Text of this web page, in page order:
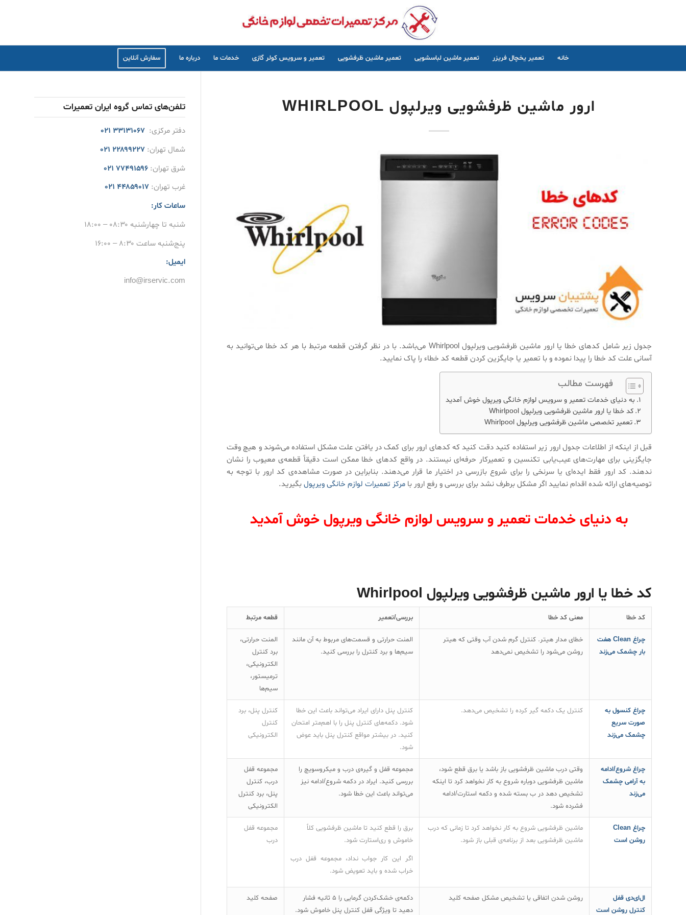
خانه تعمیر یخچال فریزر تعمیر ماشین لباسشویی تعمیر ماشین ظرفشویی تعمیر و سرویس کولر گازی خدمات ما درباره ما سفارش آنلاین
ارور ماشین ظرفشویی ویرلپول WHIRLPOOL
جدول زیر شامل کدهای خطا یا ارور ماشین ظرفشویی ویرلپول Whirlpool می‌باشد. با در نظر گرفتن قطعه مرتبط با هر کد خطا می‌توانید به
آسانی علت کد خطا را پیدا نموده و با تعمیر یا جایگزین کردن قطعه کد خطاء را پاک نمایید.
فهرست مطالب
به دنیای خدمات تعمیر و سرویس لوازم خانگی ویرپول خوش آمدید
کد خطا یا ارور ماشین ظرفشویی ویرلپول Whirlpool
تعمیر تخصصی ماشین ظرفشویی ویرلپول Whirlpool
قبل از اینکه از اطلاعات جدول ارور زیر استفاده کنید دقت کنید که کدهای ارور برای کمک در یافتن علت مشکل استفاده می‌شوند و هیچ وقت
جایگزینی برای مهارت‌های عیب‌یابی تکنسین و تعمیرکار حرفه‌ای نیستند. در‌ واقع کدهای خطا ممکن است دقیقاً قطعه‌ی معیوب را نشان
ندهند. کد ارور فقط ایده‌ای یا سرنخی را برای شروع بازرسی در اختیار ما قرار می‌دهند. بنابراین در صورت مشاهده‌ی کد ارور با توجه به
توصیه‌های ارائه شده اقدام نمایید اگر مشکل برطرف نشد برای بررسی و رفع ارور با مرکز تعمیرات لوازم خانگی ویرپولبگیرید.
به دنیای خدمات تعمیر و سرویس لوازم خانگی ویرپول خوش آمدید
کد خطا یا ارور ماشین ظرفشویی ویرلپول Whirlpool
کد خطا معنی کد خطا بررسی/تعمیر قطعه مرتبط
چراغ Clean هفت
بار چشمک می‌زند
خطای مدار هیتر. کنترل گرم شدن آب وقتی که هیتر
روشن می‌شود را تشخیص نمی‌دهد
المنت حرارتی و قسمت‌های مربوط به آن مانند
سیم‌ها و برد کنترل را بررسی کنید.
المنت حرارتی،
برد کنترل
الکترونیکی،
ترمیستور،
سیم‌ها
چراغ کنسول به
صورت سریع
چشمک می‌زند
کنترل یک دکمه گیر کرده را تشخیص می‌دهد.
کنترل پنل دارای ایراد می‌تواند باعث این خطا
شود. دکمه‌های کنترل پنل را با اهم‌متر امتحان
کنید. در بیشتر مواقع کنترل پنل باید عوض
شود.
کنترل پنل، برد
کنترل
الکترونیکی
چراغ شروع/ادامه
به آرامی چشمک
می‌زند
وقتی درب ماشین ظرفشویی باز باشد یا برق قطع شود،
ماشین ظرفشویی دوباره شروع به کار نخواهد کرد تا اینکه
تشخیص دهد در ب بسته شده و دکمه استارت/ادامه
فشرده شود.
مجموعه قفل و گیره‌ی درب و میکروسویچ را
بررسی کنید. ایراد در دکمه شروع/ادامه نیز
می‌تواند باعث این خطا شود.
مجموعه قفل
درب، کنترل
پنل، برد کنترل
الکترونیکی
چراغ Clean
روشن است
ماشین ظرفشویی شروع به کار نخواهد کرد تا زمانی که درب
ماشین ظرفشویی بعد از برنامه‌ی قبلی باز شود.
برق را قطع کنید تا ماشین ظرفشویی کلاً
خاموش و ری‌استارت شود.
اگر این کار جواب نداد، مجموعه قفل درب
خراب شده و باید تعویض شود.
مجموعه قفل
درب
ال‌ای‌دی قفل
کنترل روشن است
روشن شدن اتفاقی یا تشخیص مشکل صفحه کلید
دکمه‌ی خشک‌کردن گرمایی را ۵ ثانیه فشار
دهید تا ویژگی قفل کنترل پنل خاموش شود.
صفحه کلید
تلفن‌های تماس گروه ایران تعمیرات
دفتر مرکزی:۳۳۱۳۱۰۶۷ ۰۲۱
شمال تهران:۲۲۸۹۹۲۲۷ ۰۲۱
شرق تهران:۷۷۴۹۱۵۹۶ ۰۲۱
غرب تهران:۴۴۸۵۹۰۱۷ ۰۲۱
ساعات کار:
شنبه تا چهارشنبه ۰۸:۳۰ – ۱۸:۰۰
پنج‌شنبه ساعت ۸:۳۰ – ۱۶:۰۰
ایمیل:
info@irservic.com